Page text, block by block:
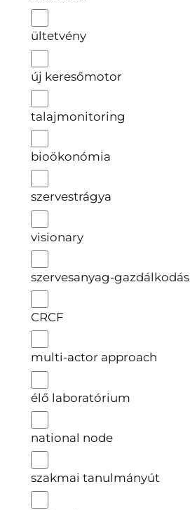
ültetvény
új keresőmotor
talajmonitoring
bioökonómia
szervestrágya
visionary
szervesanyag-gazdálkodás
CRCF
multi-actor approach
élő laboratórium
national node
szakmai tanulmányút